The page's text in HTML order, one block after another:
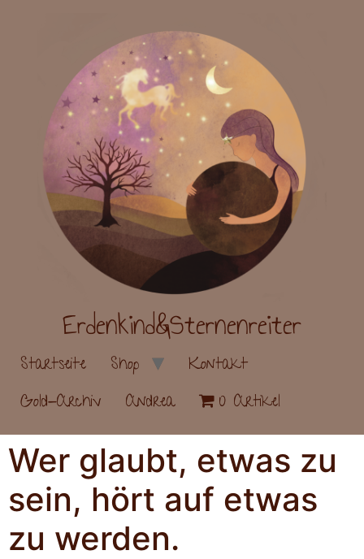
Erdenkind&Sternenreiter
Startseite Shop
Kontakt
Gold-Archiv
Andrea 0 Artikel
Wer glaubt, etwas zu
sein, hört auf etwas
zu werden.